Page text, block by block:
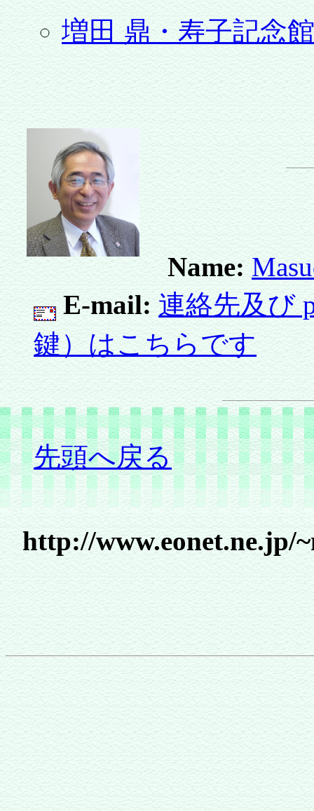
増田 鼎・寿子記念館
Name:
E-mail: 連絡先及び
鍵）はこちらです
先頭へ戻る
http://www.eonet.ne.jp/